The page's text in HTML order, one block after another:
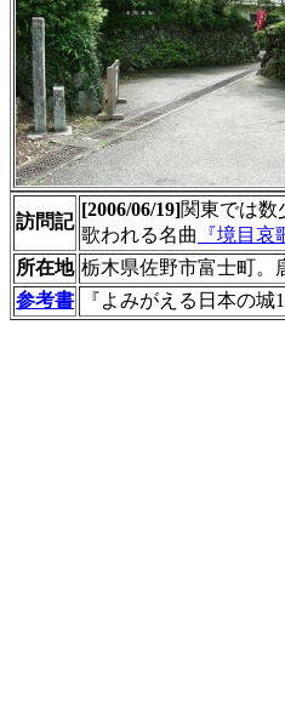
訪問記
[2006/06/19]関東では数
歌われる名曲
『境目哀
所在地 栃木県佐野市富士町。
参考書
『よみがえる日本の城